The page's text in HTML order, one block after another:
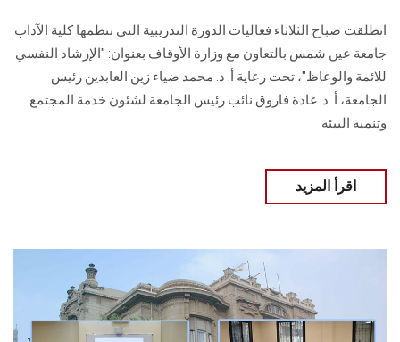
انطلقت صباح الثلاثاء فعاليات الدورة التدريبية التي تنظمها كلية الآداب
جامعة عين شمس ‏بالتعاون مع وزارة الأوقاف بعنوان: "الإرشاد النفسي
للائمة والوعاظ"، تحت رعاية أ. د. محمد ‏ضياء زين العابدين رئيس
الجامعة، أ. د. غادة فاروق نائب رئيس الجامعة لشئون خدمة المجتمع
‏وتنمية البيئة
اقرأ المزيد